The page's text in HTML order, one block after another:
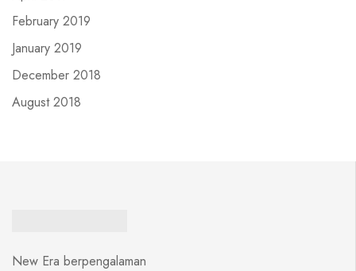
February 2019
January 2019
December 2018
August 2018
New Era berpengalaman